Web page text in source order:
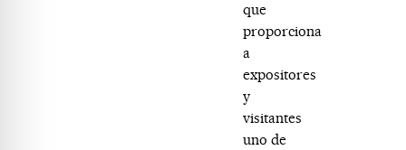
que
proporciona
a
expositores
y
visitantes
uno de